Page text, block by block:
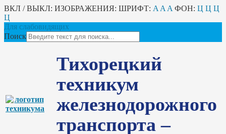
ВКЛ / ВЫКЛ: ИЗОБРАЖЕНИЯ: ШРИФТ: A A A ФОН: Ц Ц Ц
Ц
Для слабовидящих
Поиск
Тихорецкий
техникум
железнодорожного
транспорта –